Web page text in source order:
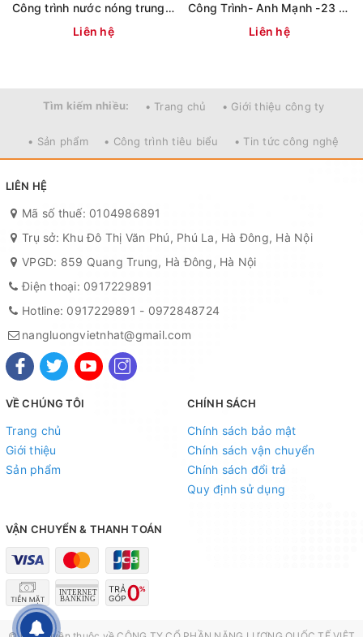
Công trình nước nóng trung tâm Heatpump 2500L tại TP Huế
Liên hệ
Công Trình- Anh Mạnh -23 Phan Đình Phùng- Hà Nội
Liên hệ
Tìm kiếm nhiều: • Trang chủ • Giới thiệu công ty
• Sản phẩm • Công trình tiêu biểu • Tin tức công nghệ
LIÊN HỆ
Mã số thuế: 0104986891
Trụ sở: Khu Đô Thị Văn Phú, Phú La, Hà Đông, Hà Nội
VPGD: 859 Quang Trung, Hà Đông, Hà Nội
Điện thoại: 0917229891
Hotline: 0917229891 - 0972848724
nangluongvietnhat@gmail.com
VỀ CHÚNG TÔI
Trang chủ
Giới thiệu
Sản phẩm
CHÍNH SÁCH
Chính sách bảo mật
Chính sách vận chuyển
Chính sách đổi trả
Quy định sử dụng
VẬN CHUYỂN & THANH TOÁN